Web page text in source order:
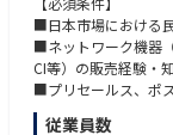
■顧客課題やニーズ
■担当地域・指名ア
■日本市場における
■ネットワーク機器
CI等）の販売経験・
■プリセールス、ポ
む、クロスファンク
従業員数